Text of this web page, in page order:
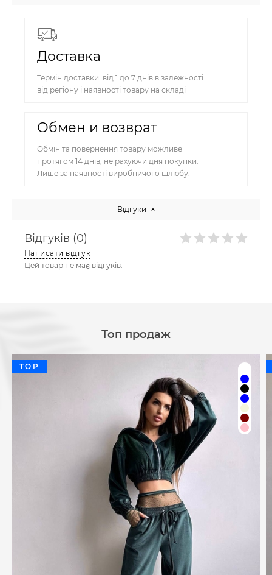
Доставка
Термін доставки: від 1 до 7 днів в залежності
від регіону і наявності товару на складі
Обмен и возврат
Обмін та повернення товару можливе
протягом 14 днів, не рахуючи дня покупки.
Лише за наявності виробничого шлюбу.
Відгуки
Відгуків (0)
Написати відгук
Цей товар не має відгуків.
Топ продаж
TOP